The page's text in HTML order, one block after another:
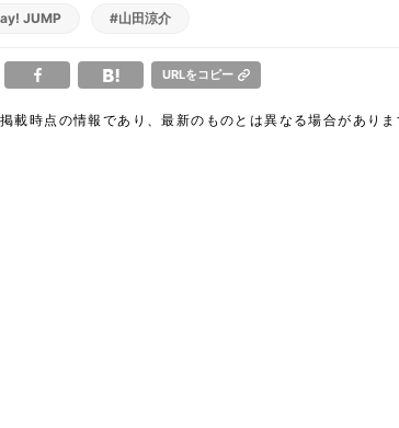
JUMP #山田涼介
URLをコピー
載時点の情報であり、最新のものとは異なる場合がありま